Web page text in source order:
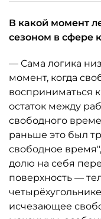
В какой момент
сезоном в сфере
— Сама логика
момент, когда
восприниматься
остаток между
свободного
раньше это был
свободное
долю на себя
поверхность —
исчезающее